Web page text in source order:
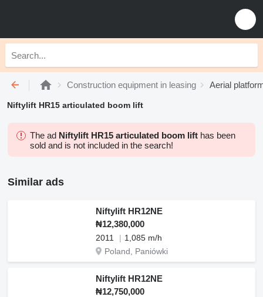
Construction equipment in leasing Aerial
Niftylift HR15 articulated boom lift
The ad Niftylift HR15 articulated boom lift has been
sold and is not included in the search!
Similar ads
Niftylift HR12NE
₦12,380,000
2011
1,085 m/h
Poland, Paniówki
Niftylift HR12NE
₦12,750,000